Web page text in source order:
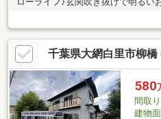
千葉県大網白里市柳橋
580
間取り
建物